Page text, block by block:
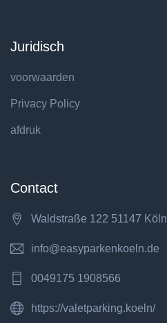
Juridisch
voorwaarden
Privacy Policy
afdruk
Contact
Waldstraße 122 51147 Köln
info@easyparkenkoeln.de
0049175 1908566
https://valetparking.koeln/